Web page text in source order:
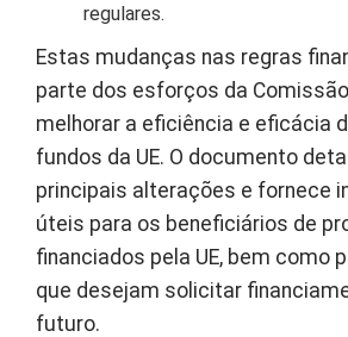
regulares.
Estas mudanças nas regras
parte dos esforços da
melhorar a eficiência e eficácia
fundos da UE. O documento
principais alterações e fornece
úteis para os beneficiários de
financiados pela UE, bem como
que desejam solicitar
futuro.